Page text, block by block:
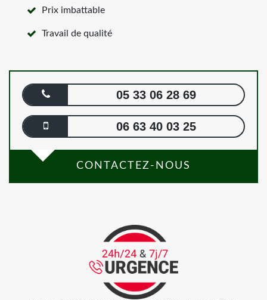
Prix imbattable
Travail de qualité
05 33 06 28 69
06 63 40 03 25
CONTACTEZ-NOUS